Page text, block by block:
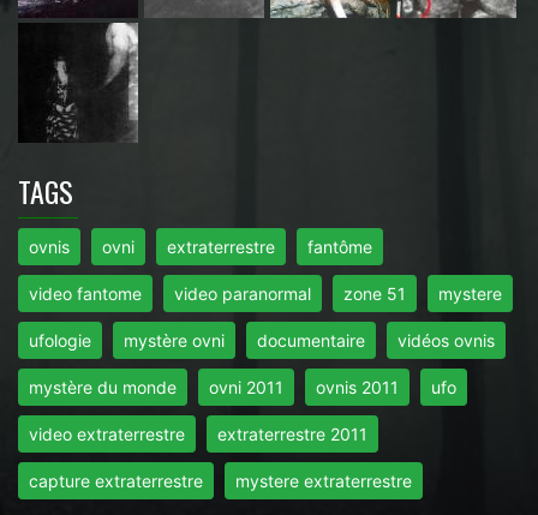
TAGS
ovnis ovni extraterrestre fantôme
video fantome video paranormal zone 51 mystere
ufologie mystère ovni documentaire vidéos ovnis
mystère du monde ovni 2011 ovnis 2011 ufo
video extraterrestre extraterrestre 2011
capture extraterrestre mystere extraterrestre